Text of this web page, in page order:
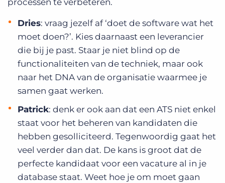
processen te verbeteren.
Dries: vraag jezelf af ‘doet de software wat het
moet doen?’. Kies daarnaast een leverancier
die bij je past. Staar je niet blind op de
functionaliteiten van de techniek, maar ook
naar het DNA van de organisatie waarmee je
samen gaat werken.
Patrick: denk er ook aan dat een ATS niet enkel
staat voor het beheren van kandidaten die
hebben gesolliciteerd. Tegenwoordig gaat het
veel verder dan dat. De kans is groot dat de
perfecte kandidaat voor een vacature al in je
database staat. Weet hoe je om moet gaan